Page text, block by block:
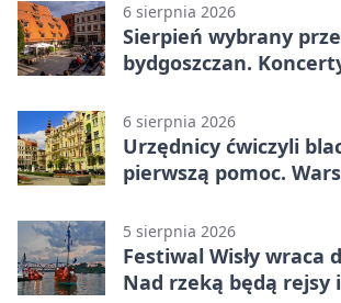
6 sierpnia 2026
Sierpień wybrany
bydgoszczan.
6 sierpnia 2026
Urzędnicy ćwiczyli
pierwszą pomoc.
5 sierpnia 2026
Festiwal Wisły wraca
Nad rzeką będą rejsy